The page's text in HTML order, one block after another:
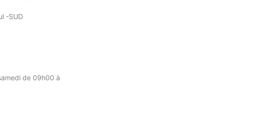
-SUD
de 09h00 à